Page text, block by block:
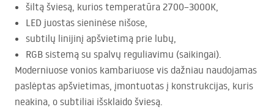
šiltą šviesą, kurios temperatūra 2700–3000K,
LED juostas sieninėse nišose,
subtilų linijinį apšvietimą prie lubų,
RGB sistemą su spalvų reguliavimu (saikingai).
Moderniuose vonios kambariuose vis dažniau naudojamas
paslėptas apšvietimas, įmontuotas į konstrukcijas, kuris
neakina, o subtiliai išsklaido šviesą.